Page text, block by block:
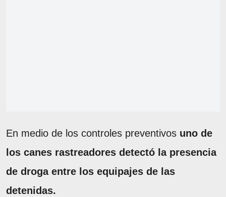
En medio de los controles preventivos uno de
los canes rastreadores detectó la presencia
de droga entre los equipajes de las
detenidas.